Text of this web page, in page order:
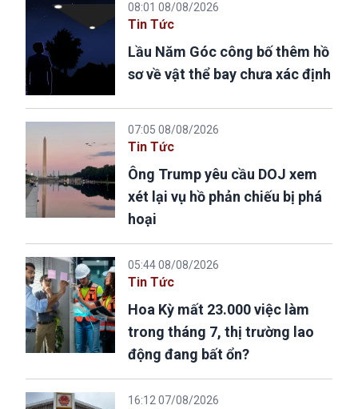
08:01 08/08/2026
Tin Tức
Lầu Năm Góc công bố thêm hồ
sơ về vật thể bay chưa xác định
07:05 08/08/2026
Tin Tức
Ông Trump yêu cầu DOJ xem
xét lại vụ hồ phản chiếu bị phá
hoại
05:44 08/08/2026
Tin Tức
Hoa Kỳ mất 23.000 việc làm
trong tháng 7, thị trường lao
động đang bất ổn?
16:12 07/08/2026